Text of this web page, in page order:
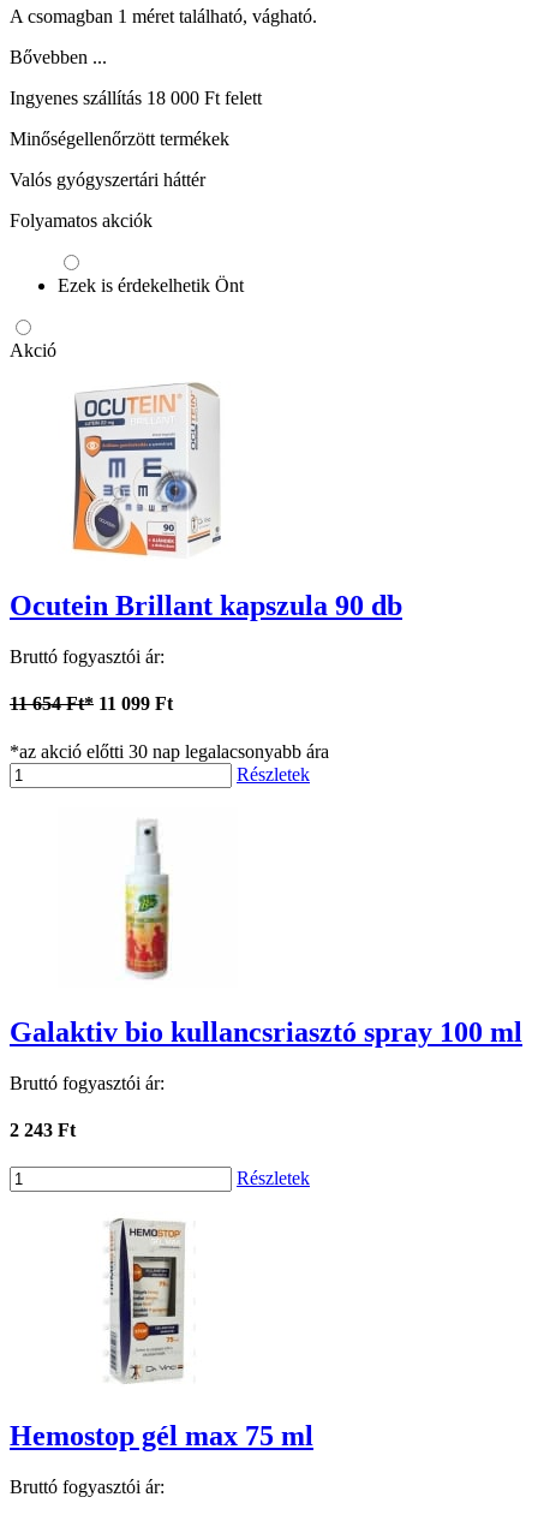
A csomagban 1 méret található, vágható.
Bővebben ...
Ingyenes szállítás 18 000 Ft felett
Minőségellenőrzött termékek
Valós gyógyszertári háttér
Folyamatos akciók
Ezek is érdekelhetik Önt
Akció
Ocutein Brillant kapszula 90 db
Bruttó fogyasztói ár:
11 654 Ft* 11 099 Ft
*az akció előtti 30 nap legalacsonyabb ára
Részletek
Galaktiv bio kullancsriasztó spray 100 ml
Bruttó fogyasztói ár:
2 243 Ft
Részletek
Hemostop gél max 75 ml
Bruttó fogyasztói ár: